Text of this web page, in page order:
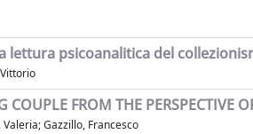
lettura psicoanalitica del
COUPLE FROM THE PERSPECTIVE
Gazzillo, Francesco